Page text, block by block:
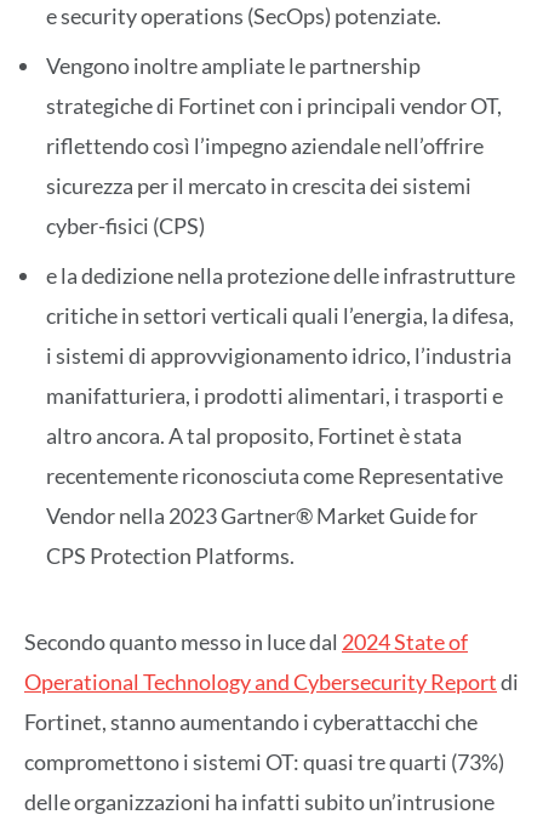
e security operations (SecOps) potenziate.
Vengono inoltre ampliate le partnership
strategiche di Fortinet con i principali vendor OT,
riflettendo così l’impegno aziendale nell’offrire
sicurezza per il mercato in crescita dei sistemi
cyber-fisici (CPS)
e la dedizione nella protezione delle infrastrutture
critiche in settori verticali quali l’energia, la difesa,
i sistemi di approvvigionamento idrico, l’industria
manifatturiera, i prodotti alimentari, i trasporti e
altro ancora. A tal proposito, Fortinet è stata
recentemente riconosciuta come Representative
Vendor nella 2023 Gartner® Market Guide for
CPS Protection Platforms.
Secondo quanto messo in luce dal 2024 State of
Operational Technology and Cybersecurity Reportdi
Fortinet, stanno aumentando i cyberattacchi che
compromettono i sistemi OT: quasi tre quarti (73%)
delle organizzazioni ha infatti subito un’intrusione